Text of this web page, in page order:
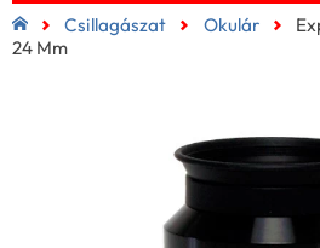
Csillagászat Okulár
24 Mm